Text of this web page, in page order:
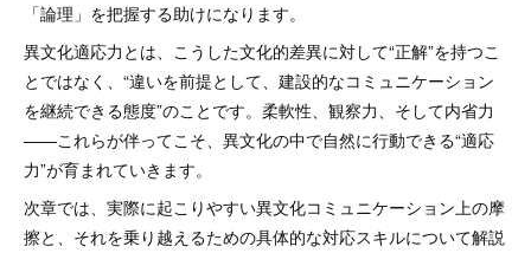
「論理」を把握する助けになります。
異文化適応力とは、こうした文化的差異に対して“正解”を持つこ
とではなく、“違いを前提として、建設的なコミュニケーション
を継続できる態度”のことです。柔軟性、観察力、そして内省力
——これらが伴ってこそ、異文化の中で自然に行動できる“適応
力”が育まれていきます。
次章では、実際に起こりやすい異文化コミュニケーション上の摩
擦と、それを乗り越えるための具体的な対応スキルについて解説